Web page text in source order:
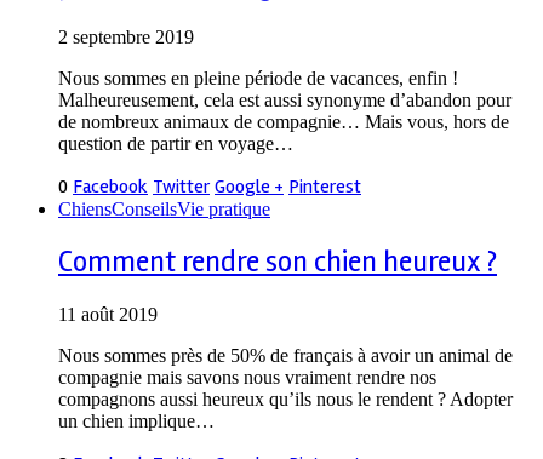
2 septembre 2019
Nous sommes en pleine période de vacances, enfin !
Malheureusement, cela est aussi synonyme d’abandon pour
de nombreux animaux de compagnie… Mais vous, hors de
question de partir en voyage…
0 Facebook Twitter Google + Pinterest
ChiensConseilsVie pratique
Comment rendre son chien heureux ?
11 août 2019
Nous sommes près de 50% de français à avoir un animal de
compagnie mais savons nous vraiment rendre nos
compagnons aussi heureux qu’ils nous le rendent ? Adopter
un chien implique…